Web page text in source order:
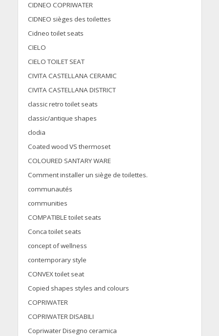
CIDNEO COPRIWATER
CIDNEO sièges des toilettes
Cidneo toilet seats
CIELO
CIELO TOILET SEAT
CIVITA CASTELLANA CERAMIC
CIVITA CASTELLANA DISTRICT
classic retro toilet seats
classic/antique shapes
clodia
Coated wood VS thermoset
COLOURED SANTARY WARE
Comment installer un siège de toilettes.
communautés
communities
COMPATIBLE toilet seats
Conca toilet seats
concept of wellness
contemporary style
CONVEX toilet seat
Copied shapes styles and colours
COPRIWATER
COPRIWATER DISABILI
Copriwater Disegno ceramica